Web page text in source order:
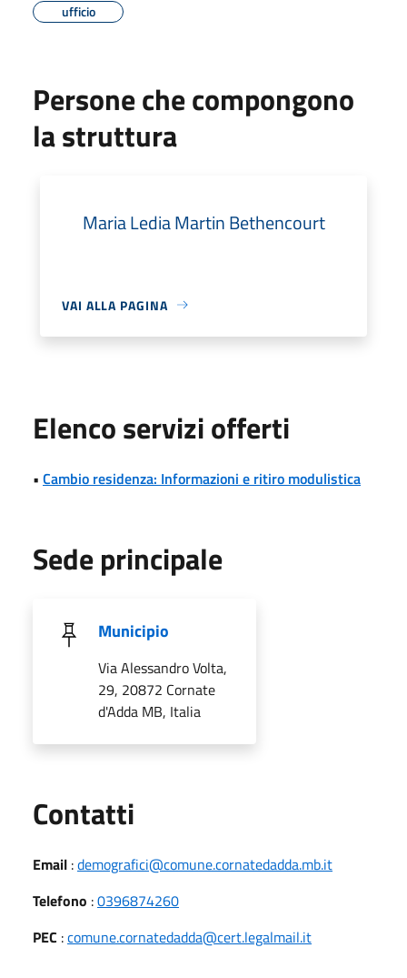
ufficio
Persone che compongono
la struttura
Maria Ledia Martin Bethencourt
VAI ALLA PAGINA
Elenco servizi offerti
• Cambio residenza: Informazioni e ritiro modulistica
Sede principale
Municipio
Via Alessandro Volta,
29, 20872 Cornate
d'Adda MB, Italia
Contatti
Email :demografici@comune.cornatedadda.mb.it
Telefono :0396874260
PEC :comune.cornatedadda@cert.legalmail.it